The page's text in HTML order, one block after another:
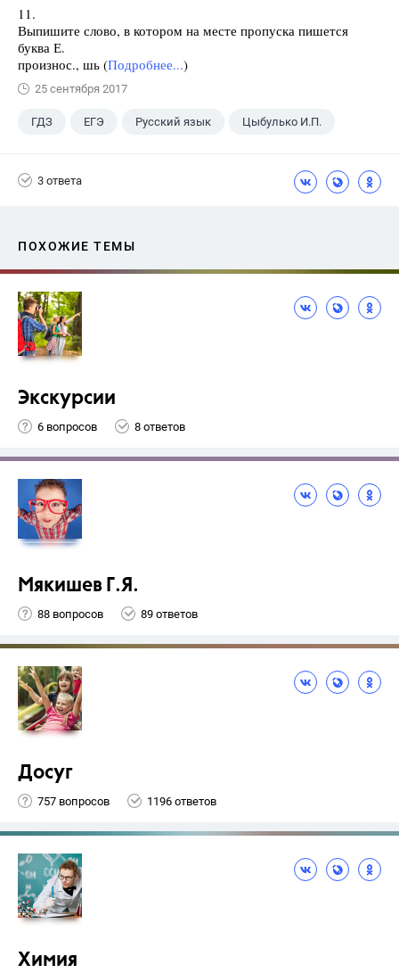
11.
Выпишите слово, в котором на месте пропуска пишется
буква Е.
произнос., шь (Подробнее...)
25 сентября 2017
ГДЗ ЕГЭ Русский язык Цыбулько И.П.
3 ответа
ПОХОЖИЕ ТЕМЫ
Экскурсии
6 вопросов 8 ответов
Мякишев Г.Я.
88 вопросов 89 ответов
Досуг
757 вопросов 1196 ответов
Химия